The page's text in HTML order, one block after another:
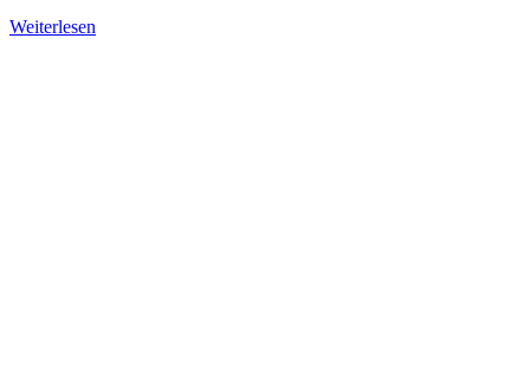
Weiterlesen